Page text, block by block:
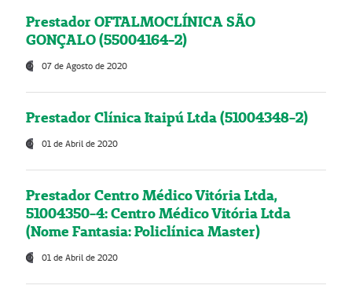
Prestador OFTALMOCLÍNICA SÃO
GONÇALO (55004164-2)
07 de Agosto de 2020
Prestador Clínica Itaipú Ltda (51004348-2)
01 de Abril de 2020
Prestador Centro Médico Vitória Ltda,
51004350-4: Centro Médico Vitória Ltda
(Nome Fantasia: Policlínica Master)
01 de Abril de 2020